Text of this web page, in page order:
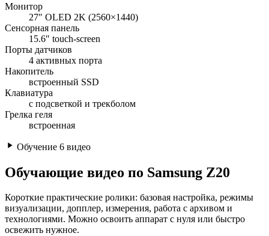
Монитор
27″ OLED 2K (2560×1440)
Сенсорная панель
15.6″ touch-screen
Порты датчиков
4 активных порта
Накопитель
встроенный SSD
Клавиатура
с подсветкой и трекболом
Грелка геля
встроенная
Обучение 6 видео
Обучающие видео по Samsung Z20
Короткие практические ролики: базовая настройка, режимы
визуализации, допплер, измерения, работа с архивом и
технологиями. Можно освоить аппарат с нуля или быстро
освежить нужное.